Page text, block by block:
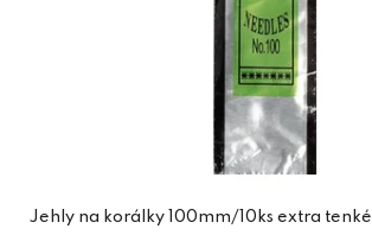
Jehly na korálky 100mm/10ks extra tenké